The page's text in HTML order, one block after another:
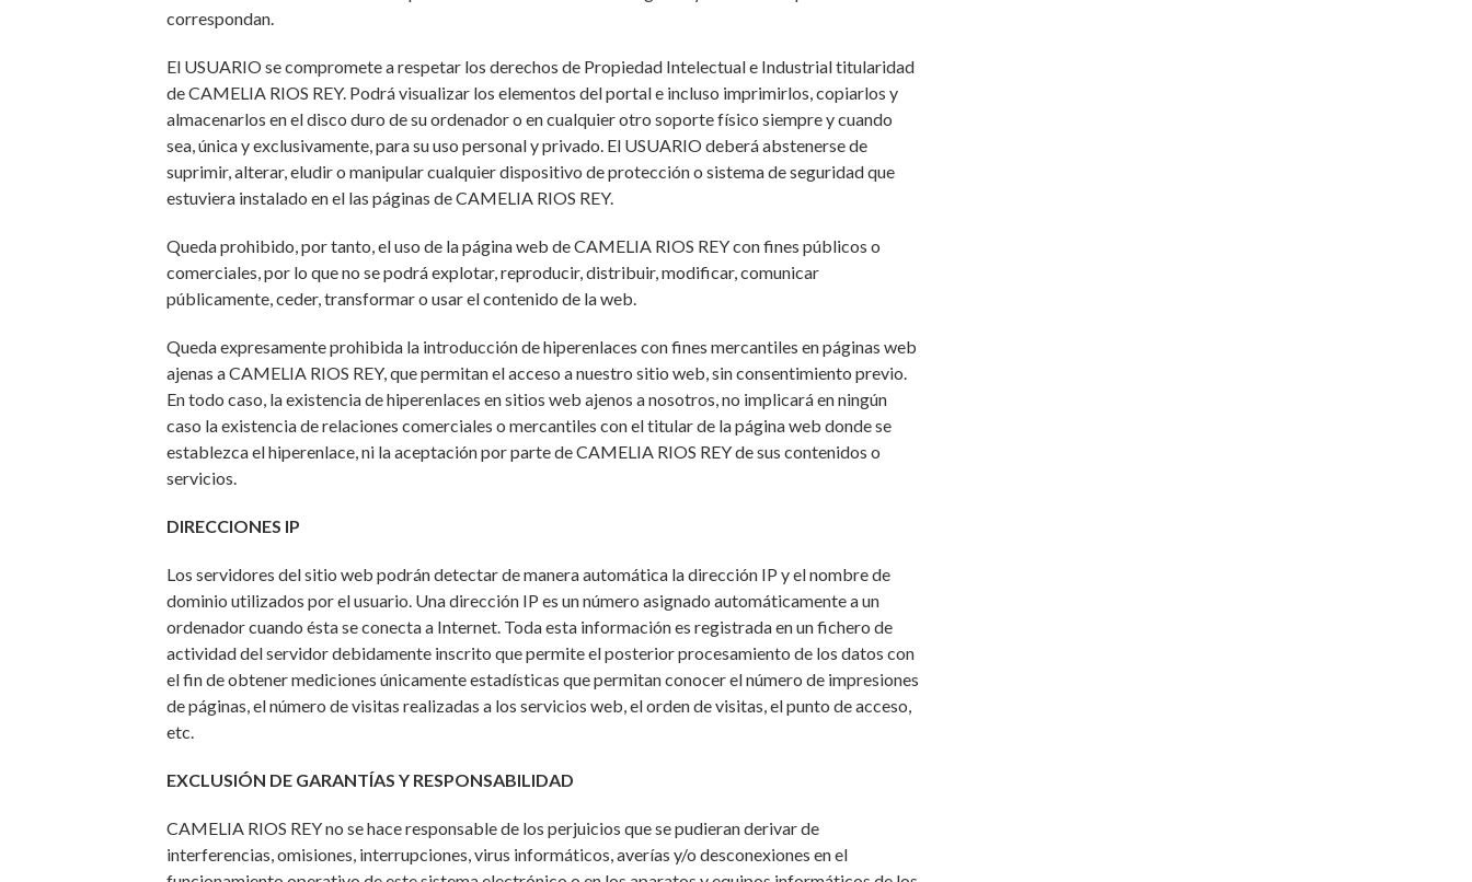
correspondan.
El USUARIO se compromete a respetar los derechos de Propiedad Intelectual e Industrial titularidad
de CAMELIA RIOS REY. Podrá visualizar los elementos del portal e incluso imprimirlos, copiarlos y
almacenarlos en el disco duro de su ordenador o en cualquier otro soporte físico siempre y cuando
sea, única y exclusivamente, para su uso personal y privado. El USUARIO deberá abstenerse de
suprimir, alterar, eludir o manipular cualquier dispositivo de protección o sistema de seguridad que
estuviera instalado en el las páginas de CAMELIA RIOS REY.
Queda prohibido, por tanto, el uso de la página web de CAMELIA RIOS REY con fines públicos o
comerciales, por lo que no se podrá explotar, reproducir, distribuir, modificar, comunicar
públicamente, ceder, transformar o usar el contenido de la web.
Queda expresamente prohibida la introducción de hiperenlaces con fines mercantiles en páginas web
ajenas a CAMELIA RIOS REY, que permitan el acceso a nuestro sitio web, sin consentimiento previo.
En todo caso, la existencia de hiperenlaces en sitios web ajenos a nosotros, no implicará en ningún
caso la existencia de relaciones comerciales o mercantiles con el titular de la página web donde se
establezca el hiperenlace, ni la aceptación por parte de CAMELIA RIOS REY de sus contenidos o
servicios.
DIRECCIONES IP
Los servidores del sitio web podrán detectar de manera automática la dirección IP y el nombre de
dominio utilizados por el usuario. Una dirección IP es un número asignado automáticamente a un
ordenador cuando ésta se conecta a Internet. Toda esta información es registrada en un fichero de
actividad del servidor debidamente inscrito que permite el posterior procesamiento de los datos con
el fin de obtener mediciones únicamente estadísticas que permitan conocer el número de impresiones
de páginas, el número de visitas realizadas a los servicios web, el orden de visitas, el punto de acceso,
etc.
EXCLUSIÓN DE GARANTÍAS Y RESPONSABILIDAD
CAMELIA RIOS REY no se hace responsable de los perjuicios que se pudieran derivar de
interferencias, omisiones, interrupciones, virus informáticos, averías y/o desconexiones en el